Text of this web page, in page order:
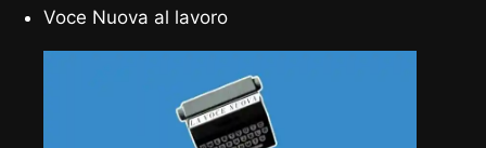
Voce Nuova al lavoro